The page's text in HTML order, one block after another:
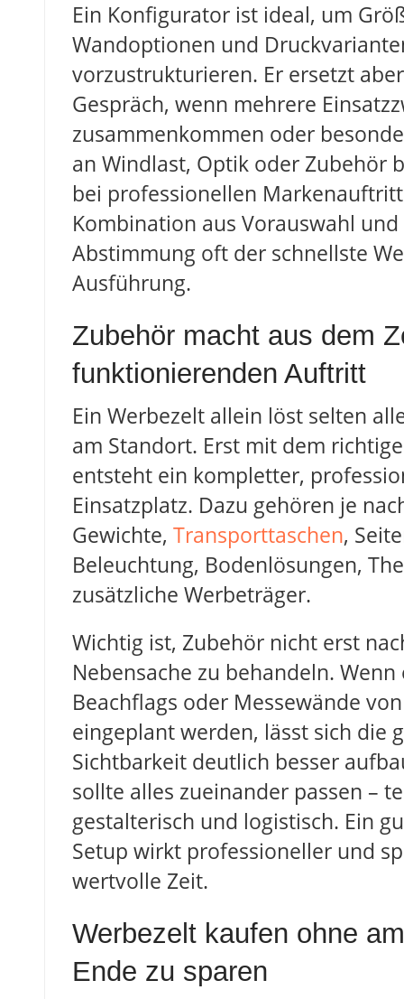
Ein Konfigurator ist ideal, um
Wandoptionen und
vorzustrukturieren. Er ersetzt
Gespräch, wenn mehrere
zusammenkommen oder
an Windlast, Optik oder Zubehör
bei professionellen
Kombination aus Vorauswahl
Abstimmung oft der schnellste
Ausführung.
Zubehör macht aus dem
funktionierenden Auftritt
Ein Werbezelt allein löst selten
am Standort. Erst mit dem
entsteht ein kompletter,
Einsatzplatz. Dazu gehören je
Gewichte, Transporttaschen,
Beleuchtung, Bodenlösungen,
zusätzliche Werbeträger.
Wichtig ist, Zubehör nicht erst
Nebensache zu behandeln.
Beachflags oder Messewände
eingeplant werden, lässt sich die
Sichtbarkeit deutlich besser
sollte alles zueinander passen –
gestalterisch und logistisch. Ein
Setup wirkt professioneller und
wertvolle Zeit.
Werbezelt kaufen ohne
Ende zu sparen